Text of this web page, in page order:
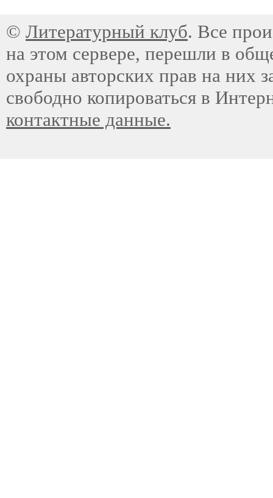
© Литературный клуб. Все
на этом сервере, перешли в
охраны авторских прав на них
свободно копироваться в
контактные данные.